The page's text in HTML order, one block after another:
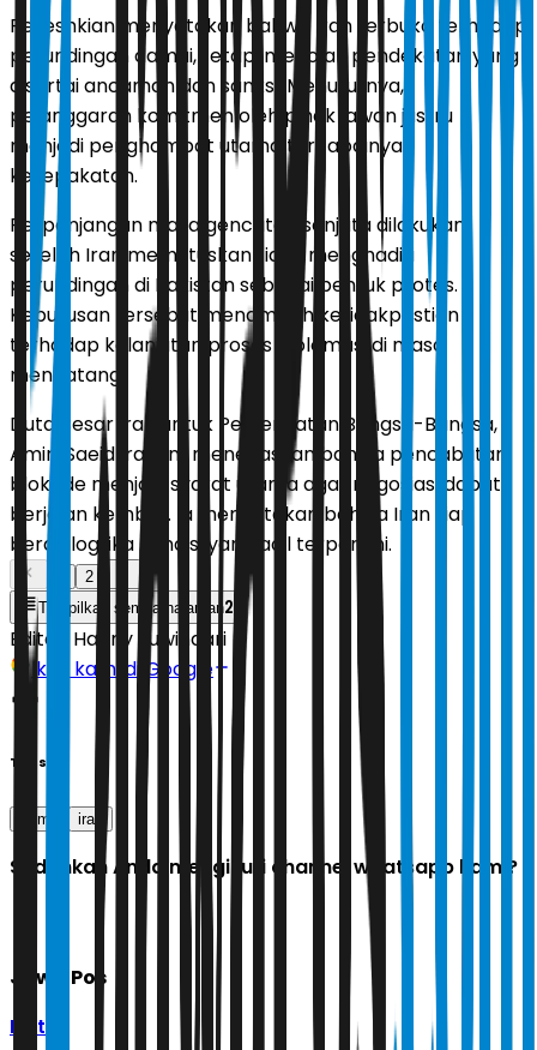
Pezeshkian menyatakan bahwa Iran terbuka terhadap
perundingan damai, tetapi menolak pendekatan yang
disertai ancaman dan sanksi. Menurutnya,
pelanggaran komitmen oleh pihak lawan justru
menjadi penghambat utama tercapainya
kesepakatan.
Perpanjangan masa gencatan senjata dilakukan
setelah Iran memutuskan tidak menghadiri
perundingan di Pakistan sebagai bentuk protes.
Keputusan tersebut menambah ketidakpastian
terhadap kelanjutan proses diplomasi di masa
mendatang.
Duta Besar Iran untuk Perserikatan Bangsa-Bangsa,
Amir-Saeid Iravani, menegaskan bahwa pencabutan
blokade menjadi syarat utama agar negosiasi dapat
berjalan kembali. Ia menyatakan bahwa Iran siap
berdialog jika kondisi yang adil terpenuhi.
2
Tampilkan semua halaman2
Editor: Hanny Suwindari
Ikuti kami di Google
Tags
trump iran
Sudahkah Anda mengikuti channel whatsapp kami?
Jawa Pos
Ikuti